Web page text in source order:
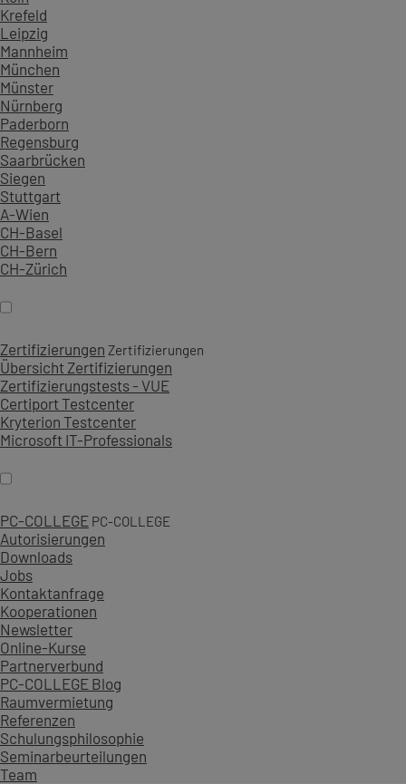
Krefeld
Leipzig
Mannheim
München
Münster
Nürnberg
Paderborn
Regensburg
Saarbrücken
Siegen
Stuttgart
A-Wien
CH-Basel
CH-Bern
CH-Zürich
Zertifizierungen Zertifizierungen
Übersicht Zertifizierungen
Zertifizierungstests - VUE
Certiport Testcenter
Kryterion Testcenter
Microsoft IT-Professionals
PC-COLLEGE PC-COLLEGE
Autorisierungen
Downloads
Jobs
Kontaktanfrage
Kooperationen
Newsletter
Online-Kurse
Partnerverbund
PC-COLLEGE Blog
Raumvermietung
Referenzen
Schulungsphilosophie
Seminarbeurteilungen
Team